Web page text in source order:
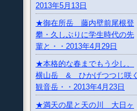
2013年5月13日
★御在所岳 藤内壁前尾根登
攀・久しぶりに学生時代の先
輩と・・2013年4月29日
★本格的な春までもう少し、
横山岳 & ひかげつつじ咲く
観音岳・・2013年4月23日
★満天の星と天の川 大日ヶ